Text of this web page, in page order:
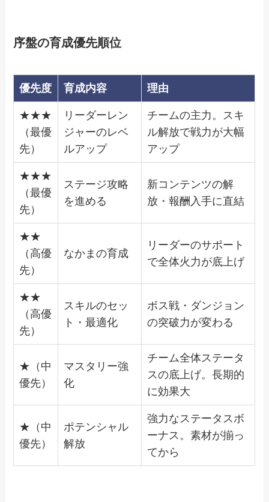
序盤の育成優先順位
優先度 育成内容 理由
★★★
（最優
先）
リーダーレン
ジャーのレベ
ルアップ
チームの主力。スキ
ル解放で戦力が大幅
アップ
★★★
（最優
先）
ステージ攻略
を進める
新コンテンツの解
放・報酬入手に直結
★★
（高優
先）
なかまの育成
リーダーのサポート
で全体火力が底上げ
★★
（高優
先）
スキルのセッ
ト・最適化
ボス戦・ダンジョン
の突破力が変わる
★（中
優先）
マスタリー強
化
チーム全体ステータ
スの底上げ。長期的
に効果大
★（中
優先）
ポテンシャル
解放
強力なステータスボ
ーナス。素材が揃っ
てから